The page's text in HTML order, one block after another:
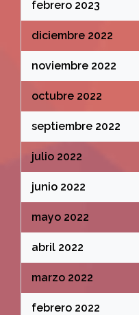
febrero 2023
diciembre 2022
noviembre 2022
octubre 2022
septiembre 2022
julio 2022
junio 2022
mayo 2022
abril 2022
marzo 2022
febrero 2022